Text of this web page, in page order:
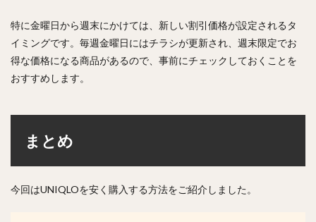
特に金曜日から週末にかけては、新しい割引価格が設定されるタ
イミングです。毎週金曜日にはチラシが更新され、週末限定でお
得な価格になる商品があるので、事前にチェックしておくことを
おすすめします。
まとめ
今回はUNIQLOを安く購入する方法をご紹介しました。